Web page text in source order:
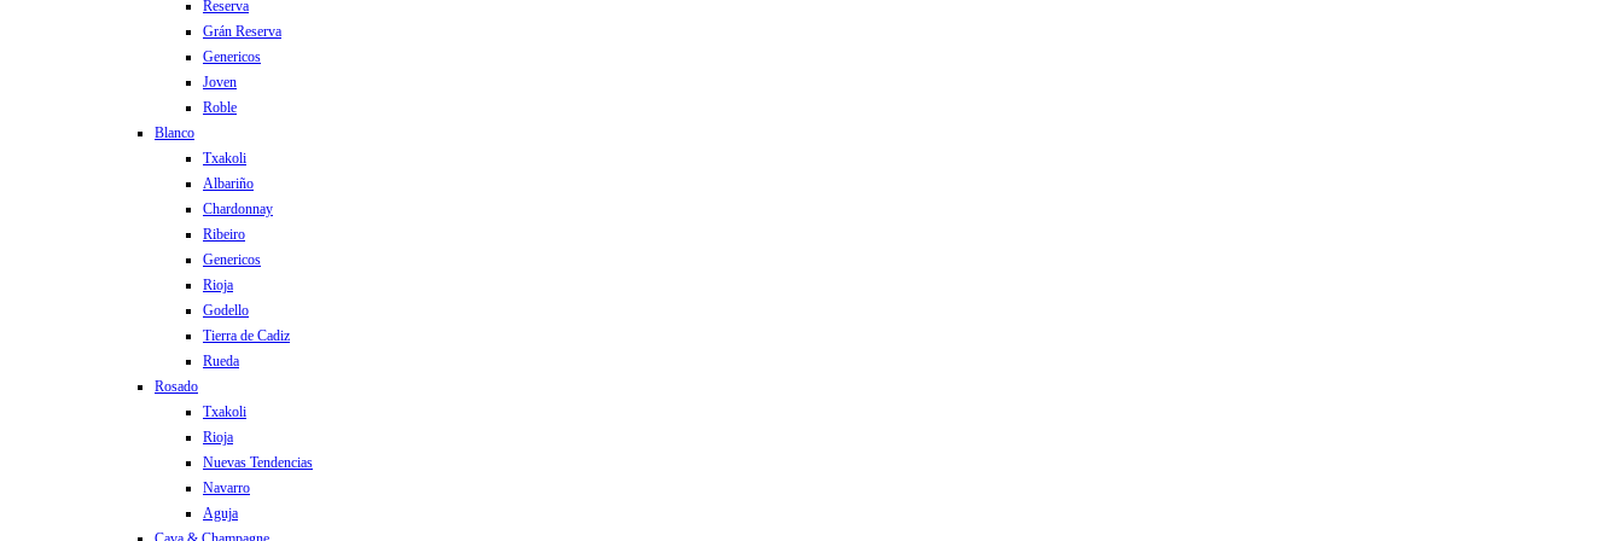
Reserva
Grán Reserva
Genericos
Joven
Roble
Blanco
Txakoli
Albariño
Chardonnay
Ribeiro
Genericos
Rioja
Godello
Tierra de Cadiz
Rueda
Rosado
Txakoli
Rioja
Nuevas Tendencias
Navarro
Aguja